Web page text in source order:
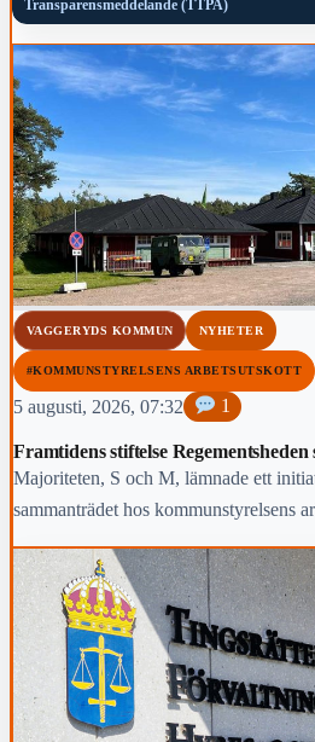
Transparensmeddelande (TTPA)
VAGGERYDS KOMMUN NYHETER
#KOMMUNSTYRELSENS ARBETSUTSKOTT
5 augusti, 2026, 07:32 1
Framtidens stiftelse Regementsheden
Majoriteten, S och M, lämnade ett
sammanträdet hos kommunstyrelsens